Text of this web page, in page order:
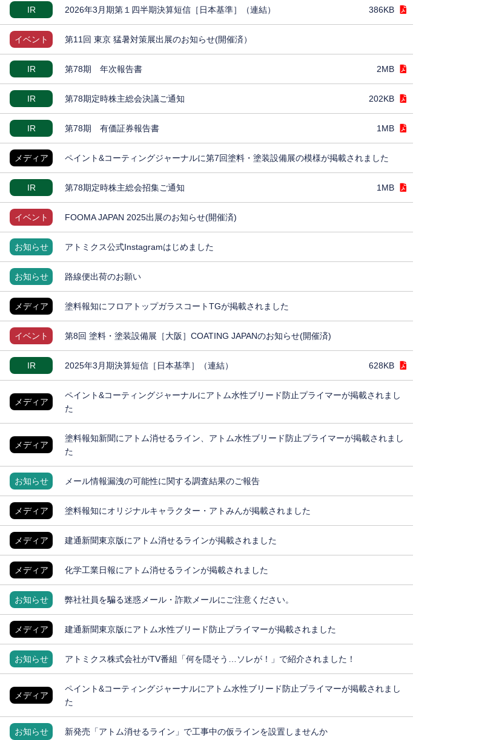
IR 2026年3月期第１四半期決算短信［日本基準］（連結） 386KB
イベント 第11回 東京 猛暑対策展出展のお知らせ(開催済）
IR 第78期 年次報告書 2MB
IR 第78期定時株主総会決議ご通知 202KB
IR 第78期 有価証券報告書 1MB
メディア ペイント&コーティングジャーナルに第7回塗料・塗装設備展の模様が掲載されました
IR 第78期定時株主総会招集ご通知 1MB
イベント FOOMA JAPAN 2025出展のお知らせ(開催済)
お知らせ アトミクス公式Instagramはじめました
お知らせ 路線便出荷のお願い
メディア 塗料報知にフロアトップガラスコートTGが掲載されました
イベント 第8回 塗料・塗装設備展［大阪］COATING JAPANのお知らせ(開催済)
IR 2025年3月期決算短信［日本基準］（連結） 628KB
メディア
ペイント&コーティングジャーナルにアトム水性ブリード防止プライマーが掲載されまし
た
メディア
塗料報知新聞にアトム消せるライン、アトム水性ブリード防止プライマーが掲載されまし
た
お知らせ メール情報漏洩の可能性に関する調査結果のご報告
メディア 塗料報知にオリジナルキャラクター・アトみんが掲載されました
メディア 建通新聞東京版にアトム消せるラインが掲載されました
メディア 化学工業日報にアトム消せるラインが掲載されました
お知らせ 弊社社員を騙る迷惑メール・詐欺メールにご注意ください。
メディア 建通新聞東京版にアトム水性ブリード防止プライマーが掲載されました
お知らせ アトミクス株式会社がTV番組「何を隠そう…ソレが！」で紹介されました！
メディア
ペイント&コーティングジャーナルにアトム水性ブリード防止プライマーが掲載されまし
た
お知らせ 新発売「アトム消せるライン」で工事中の仮ラインを設置しませんか